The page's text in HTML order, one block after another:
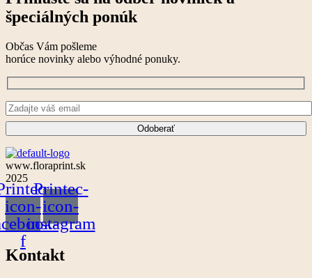
špeciálných ponúk
Občas Vám pošleme
horúce novinky alebo výhodné ponuky.
www.floraprint.sk
2025
icon-
f
Printec-
icon-
instagram
Kontakt